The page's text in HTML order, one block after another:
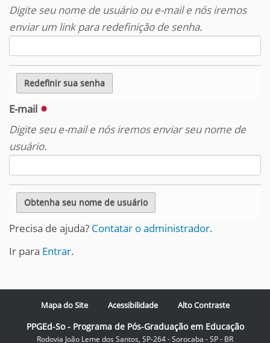
Digite seu nome de usuário ou e-mail e nós iremos
enviar um link para redefinição de senha.
E-mail
Digite seu e-mail e nós iremos enviar seu nome de
usuário.
Precisa de ajuda? Contatar o administrador.
Ir para Entrar.
Mapa do Site Acessibilidade Alto Contraste
PPGEd-So - Programa de Pós-Graduação em Educação
Rodovia João Leme dos Santos, SP-264 - Sorocaba - SP - BR